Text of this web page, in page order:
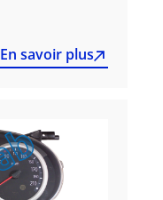
En savoir plus